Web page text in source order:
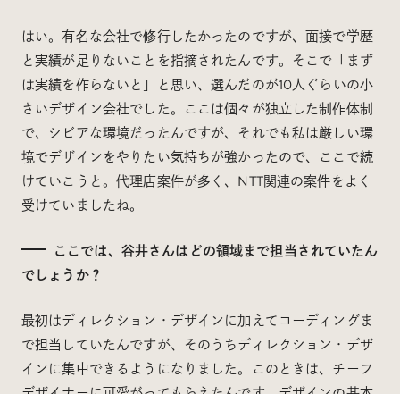
はい。有名な会社で修行したかったのですが、面接で学歴
と実績が足りないことを指摘されたんです。そこで「まず
は実績を作らないと」と思い、選んだのが10人ぐらいの小
さいデザイン会社でした。ここは個々が独立した制作体制
で、シビアな環境だったんですが、それでも私は厳しい環
境でデザインをやりたい気持ちが強かったので、ここで続
けていこうと。代理店案件が多く、NTT関連の案件をよく
受けていましたね。
ここでは、谷井さんはどの領域まで担当されていたん
でしょうか？
最初はディレクション・デザインに加えてコーディングま
で担当していたんですが、そのうちディレクション・デザ
インに集中できるようになりました。このときは、チーフ